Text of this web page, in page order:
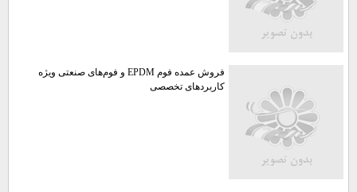
فروش عمده فوم EPDM و فوم‌های صنعتی ویژه
کاربردهای تخصصی